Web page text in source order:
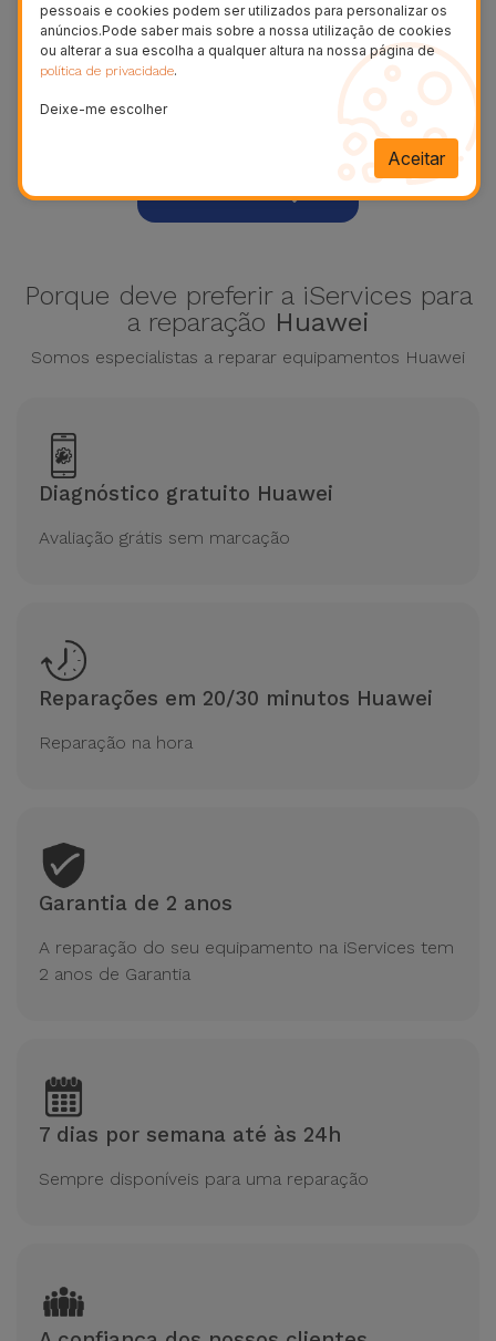
Ver mais
Porque deve preferir a iServices para
a reparação Huawei
Somos especialistas a reparar equipamentos Huawei
Diagnóstico gratuito Huawei
Avaliação grátis sem marcação
Reparações em 20/30 minutos Huawei
Reparação na hora
Garantia de 2 anos
A reparação do seu equipamento na iServices tem
2 anos de Garantia
7 dias por semana até às 24h
Sempre disponíveis para uma reparação
pessoais e cookies podem ser utilizados para personalizar os
anúncios.Pode saber mais sobre a nossa utilização de cookies
ou alterar a sua escolha a qualquer altura na nossa página de
política de privacidade.
Deixe-me escolher
Aceitar